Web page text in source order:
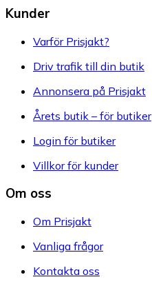
Kunder
Varför Prisjakt?
Driv trafik till din butik
Annonsera på Prisjakt
Årets butik – för butiker
Login för butiker
Villkor för kunder
Om oss
Om Prisjakt
Vanliga frågor
Kontakta oss